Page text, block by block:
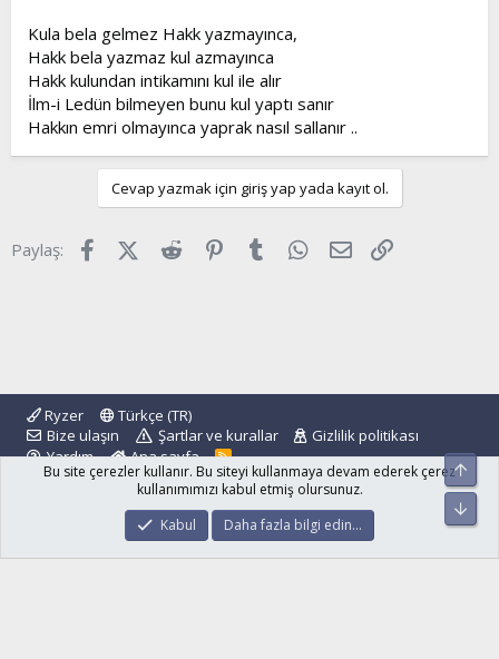
Kula bela gelmez Hakk yazmayınca,
Hakk bela yazmaz kul azmayınca
Hakk kulundan intikamını kul ile alır
İlm-i Ledün bilmeyen bunu kul yaptı sanır
Hakkın emri olmayınca yaprak nasıl sallanır ..
Cevap yazmak için giriş yap yada kayıt ol.
Paylaş: FacebookX (Twitter)
Reddit Pinterest
Tumblr WhatsApp
E-posta
Ryzer
Türkçe (TR)
Bize ulaşın
Şartlar ve kurallar
Gizlilik politikası
Yardım
Ana sayfa
R
S
S
Community platform by XenForo ® © 2010-2024 XenForo Ltd.
© 2001 - 2024
Bu site çerezler kullanır. Bu siteyi kullanmaya devam ederek çerez
kullanımımızı kabul etmiş olursunuz.
Kabul
Daha fazla bilgi edin…
Üst
Alt